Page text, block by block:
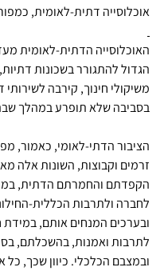
אוכלוסייה דתית-לאומית,
האוכלוסייה הדתית-לאומית
הגדול להתגורר בשכונות
משיקולי חינוך, קירבה לשירותי
בסביבה שלא תופרע במהלך
הציבור הדתי-לאומי, כאמור,
זרמים וקבוצות, השונות אלה
הקפדתם והחמרתם הדתית,
לחברה ולתרבות הכללית-
ובערכים המנחים אותם,
לתרבות ואמנות, בהשכלתם,
ובמצבם הכלכלי. כיוון שכך, כל